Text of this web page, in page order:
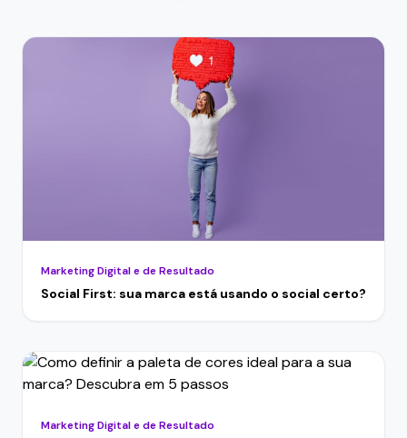
Marketing Digital e de Resultado
Social First: sua marca está usando o social certo?
Marketing Digital e de Resultado